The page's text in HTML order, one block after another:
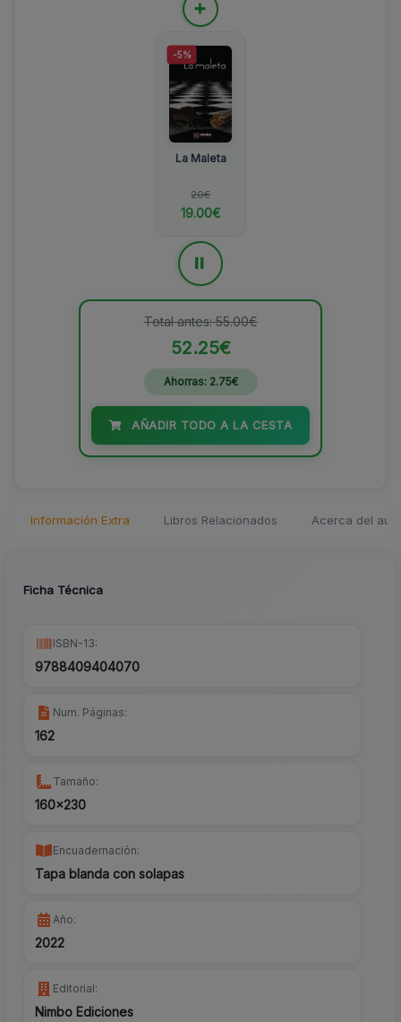
+
-5%
La Maleta
20€
19.00€
Total antes: 55.00€
52.25€
Ahorras: 2.75€
AÑADIR TODO A LA CESTA
Información Extra Libros Relacionados Acerca del
Ficha Técnica
ISBN-13:
9788409404070
Num. Páginas:
162
Tamaño:
160x230
Encuadernación:
Tapa blanda con solapas
Año:
2022
Editorial:
Nimbo Ediciones